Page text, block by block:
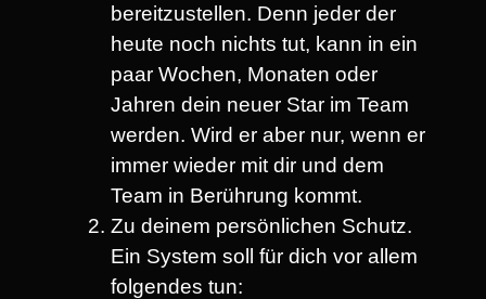
bereitzustellen. Denn jeder der
heute noch nichts tut, kann in ein
paar Wochen, Monaten oder
Jahren dein neuer Star im Team
werden. Wird er aber nur, wenn er
immer wieder mit dir und dem
Team in Berührung kommt.
Zu deinem persönlichen Schutz.
Ein System soll für dich vor allem
folgendes tun: